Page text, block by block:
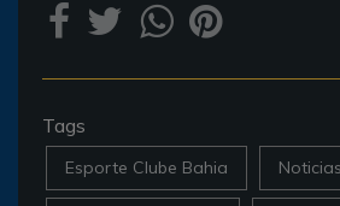
Tags
Esporte Clube Bahia